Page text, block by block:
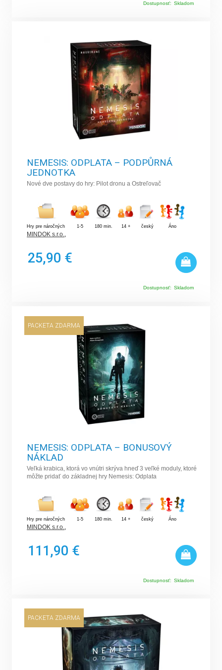
Dostupnosť: Skladom
NEMESIS: ODPLATA – PODPŮRNÁ
JEDNOTKA
Nové dve postavy do hry: Pilot dronu a Ostreľovač
Hry pre náročných 1-5 180 min. 14 + český Áno
MINDOK s.r.o.,
25,90 €
Dostupnosť: Skladom
PACKETA ZDARMA
NEMESIS: ODPLATA – BONUSOVÝ
NÁKLAD
Veľká krabica, ktorá vo vnútri skrýva hneď 3 veľké moduly, ktoré
môžte pridať do základnej hry Nemesis: Odplata
Hry pre náročných 1-5 180 min. 14 + český Áno
MINDOK s.r.o.
111,90 €
Dostupnosť: Skladom
PACKETA ZDARMA